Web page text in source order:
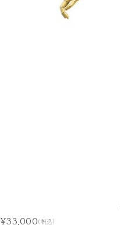
¥33,000(税込)